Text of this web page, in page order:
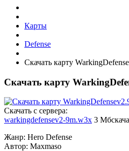
Карты
Defense
Скачать карту
Скачать карту
Cкачать с сервера:
warkingdefensev2-9m.w3x 3 Мб
Жанр: Hero Defense
Автор: Maxmaso